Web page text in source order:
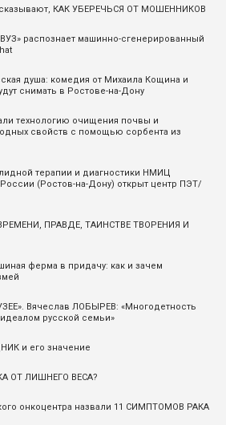
КАК УБЕРЕЧЬСЯ ОТ МОШЕННИКОВ
ВУЗ» распознаeт машинно-сгенерированный
душа: комедия от Михаила Кощина и
снимать в Ростове-на-Дону
технологию очищения почвы и
свойств с помощью сорбента из
терапии и диагностики НМИЦ
(Ростов-на-Дону) открыт центр ПЭТ/
ПРАВДЕ, ТАИНСТВЕ ТВОРЕНИЯ И
ферма в придачу: как и зачем
Вячеслав ЛОБЫРЕВ: «Многодетность
русской семьи»
и его значение
ОТ ЛИШНЕГО ВЕСА?
онкоцентра назвали 11 СИМПТОМОВ РАКА